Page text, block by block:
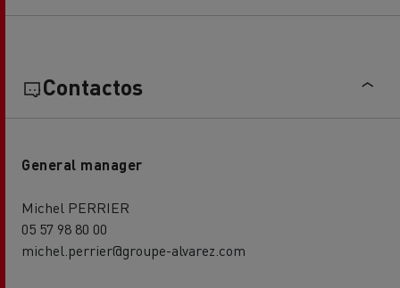
Contactos
General manager
Michel PERRIER
05 57 98 80 00
michel.perrier@groupe-alvarez.com